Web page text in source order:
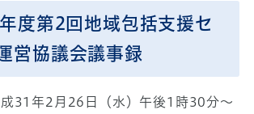
度第2回地域包括支援セ
営協議会議事録
成31年2月26日（水）午後1時30分～